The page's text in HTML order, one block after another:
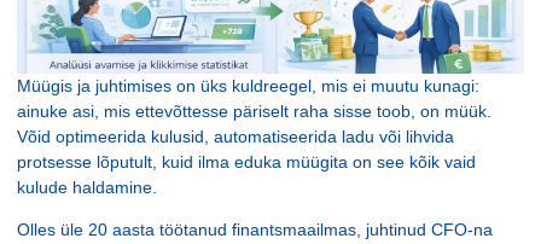
Müügis ja juhtimises on üks kuldreegel, mis ei muutu kunagi:
ainuke asi, mis ettevõttesse päriselt raha sisse toob, on müük.
Võid optimeerida kulusid, automatiseerida ladu või lihvida
protsesse lõputult, kuid ilma eduka müügita on see kõik vaid
kulude haldamine.
Olles üle 20 aasta töötanud finantsmaailmas, juhtinud CFO-na